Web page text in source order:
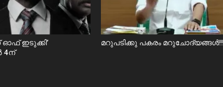
ഓഫ് ഇടുക്കി’
4ന്
മറുപടിക്കു പകരം മറുചോദ്യങ്ങൾ!!